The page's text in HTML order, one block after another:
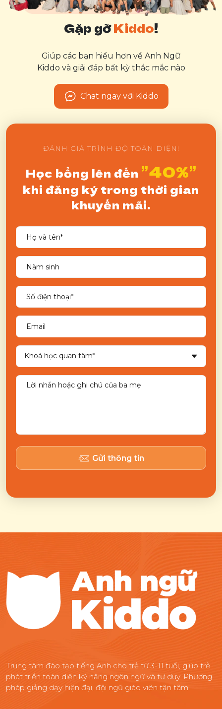
Gặp gỡKiddo!
Giúp các bạn hiểu hơn về Anh Ngữ
Kiddo và giải đáp bất kỳ thắc mắc nào
Chat ngay với Kiddo
ĐÁNH GIÁ TRÌNH ĐỘ TOÀN DIỆN!
Học bổng lên đến ”40%”
khi đăng ký trong thời gian
khuyến mãi.
Gửi thông tin
Trung tâm đào tạo tiếng Anh cho trẻ từ 3-11 tuổi, giúp trẻ
phát triển toàn diện kỹ năng ngôn ngữ và tư duy. Phương
pháp giảng dạy hiện đại, đội ngũ giáo viên tận tâm.